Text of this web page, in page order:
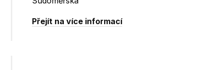
Přejít na více informací